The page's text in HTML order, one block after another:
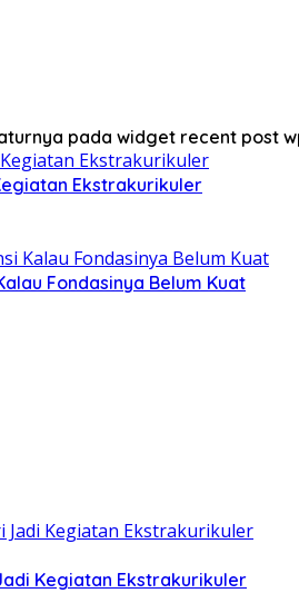
pada widget recent post
Ekstrakurikuler
Fondasinya Belum Kuat
Kegiatan Ekstrakurikuler